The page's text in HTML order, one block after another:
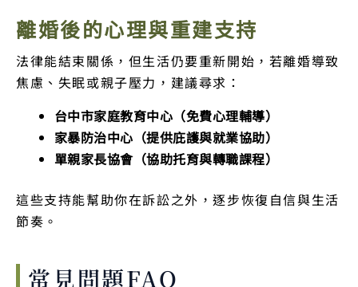
離婚後的心理與重建支持
法律能結束關係，但生活仍要重新開始，若離婚導致
焦慮、失眠或親子壓力，建議尋求：
台中市家庭教育中心（免費心理輔導）
家暴防治中心（提供庇護與就業協助）
單親家長協會（協助托育與轉職課程）
這些支持能幫助你在訴訟之外，逐步恢復自信與生活
節奏。
常見問題FAQ